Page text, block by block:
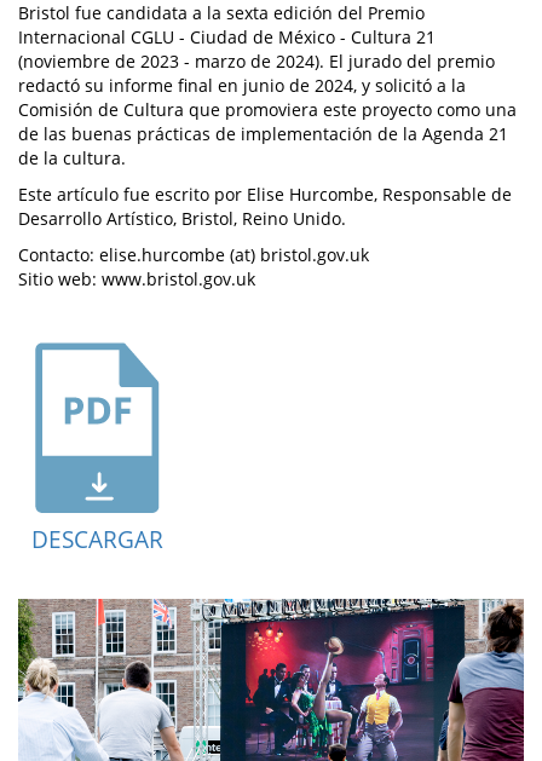
Bristol fue candidata a la sexta edición del Premio
Internacional CGLU - Ciudad de México - Cultura 21
(noviembre de 2023 - marzo de 2024). El jurado del premio
redactó su informe final en junio de 2024, y solicitó a la
Comisión de Cultura que promoviera este proyecto como una
de las buenas prácticas de implementación de la Agenda 21
de la cultura.
Este artículo fue escrito por Elise Hurcombe, Responsable de
Desarrollo Artístico, Bristol, Reino Unido.
Contacto: elise.hurcombe (at) bristol.gov.uk
Sitio web: www.bristol.gov.uk
DESCARGAR